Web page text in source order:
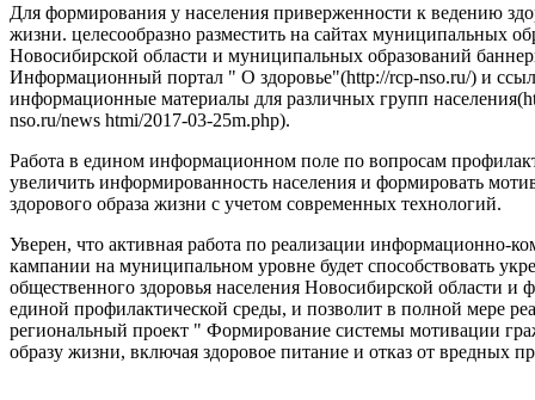
Для формирования у населения приверженности к ведению
жизни. целесообразно разместить на сайтах муниципальных
Новосибирской области и муниципальных образований
Информационный портал " О здоровье"(http://rcp-nso.ru/) и
информационные материалы для различных групп
nso.ru/news htmi/2017-03-25m.php).
Работа в едином информационном поле по вопросам
увеличить информированность населения и формировать
здорового образа жизни с учетом современных технологий.
Уверен, что активная работа по реализации информационно-
кампании на муниципальном уровне будет способствовать
общественного здоровья населения Новосибирской области и
единой профилактической среды, и позволит в полной мере
региональный проект " Формирование системы мотивации
образу жизни, включая здоровое питание и отказ от вредных